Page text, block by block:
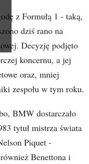
z Formułą 1 - taką,
dziś rano na
Decyzję podjęto
koncernu, a jej
oraz, mniej
zespołu w tym roku.
BMW dostarczało
tytuł mistrza świata
Piquet -
Benettona i